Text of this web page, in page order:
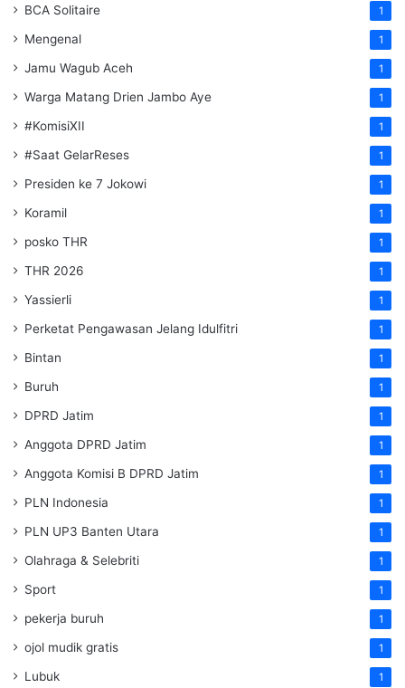
BCA Solitaire 1
Mengenal 1
Jamu Wagub Aceh 1
Warga Matang Drien Jambo Aye 1
#KomisiXII 1
#Saat GelarReses 1
Presiden ke 7 Jokowi 1
Koramil 1
posko THR 1
THR 2026 1
Yassierli 1
Perketat Pengawasan Jelang Idulfitri 1
Bintan 1
Buruh 1
DPRD Jatim 1
Anggota DPRD Jatim 1
Anggota Komisi B DPRD Jatim 1
PLN Indonesia 1
PLN UP3 Banten Utara 1
Olahraga & Selebriti 1
Sport 1
pekerja buruh 1
ojol mudik gratis 1
Lubuk 1